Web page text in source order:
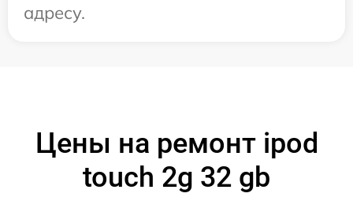
адресу.
Цены на ремонт ipod
touch 2g 32 gb